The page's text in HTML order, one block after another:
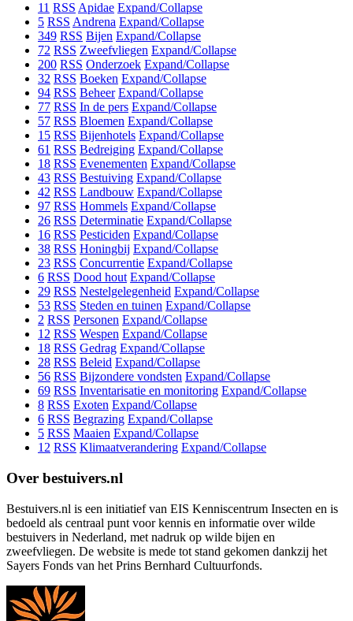
11 RSS Apidae Expand/Collapse
5 RSS Andrena Expand/Collapse
349 RSS Bijen Expand/Collapse
72 RSS Zweefvliegen Expand/Collapse
200 RSS Onderzoek Expand/Collapse
32 RSS Boeken Expand/Collapse
94 RSS Beheer Expand/Collapse
77 RSS In de pers Expand/Collapse
57 RSS Bloemen Expand/Collapse
15 RSS Bijenhotels Expand/Collapse
61 RSS Bedreiging Expand/Collapse
18 RSS Evenementen Expand/Collapse
43 RSS Bestuiving Expand/Collapse
42 RSS Landbouw Expand/Collapse
97 RSS Hommels Expand/Collapse
26 RSS Determinatie Expand/Collapse
16 RSS Pesticiden Expand/Collapse
38 RSS Honingbij Expand/Collapse
23 RSS Concurrentie Expand/Collapse
6 RSS Dood hout Expand/Collapse
29 RSS Nestelgelegenheid Expand/Collapse
53 RSS Steden en tuinen Expand/Collapse
2 RSS Personen Expand/Collapse
12 RSS Wespen Expand/Collapse
18 RSS Gedrag Expand/Collapse
28 RSS Beleid Expand/Collapse
56 RSS Bijzondere vondsten Expand/Collapse
69 RSS Inventarisatie en monitoring Expand/Collapse
8 RSS Exoten Expand/Collapse
6 RSS Begrazing Expand/Collapse
5 RSS Maaien Expand/Collapse
12 RSS Klimaatverandering Expand/Collapse
Over bestuivers.nl
Bestuivers.nl is een initiatief van EIS Kenniscentrum Insecten en is
bedoeld als centraal punt voor kennis en informatie over wilde
bestuivers in Nederland, met nadruk op wilde bijen en
zweefvliegen. De website is mede tot stand gekomen dankzij het
Sayers Fonds van het Prins Bernhard Cultuurfonds.